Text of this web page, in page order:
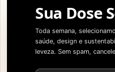
Sua Dose
Toda semana,
saúde, design e
leveza. Sem spam,